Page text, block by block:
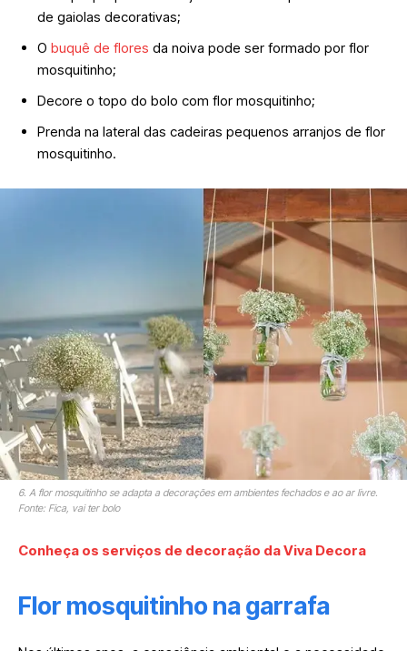
de gaiolas decorativas;
O buquê de flores da noiva pode ser formado por flor
mosquitinho;
Decore o topo do bolo com flor mosquitinho;
Prenda na lateral das cadeiras pequenos arranjos de flor
mosquitinho.
6. A flor mosquitinho se adapta a decorações em ambientes fechados e ao ar livre.
Fonte: Fica, vai ter bolo
Conheça os serviços de decoração da Viva Decora
Flor mosquitinho na garrafa